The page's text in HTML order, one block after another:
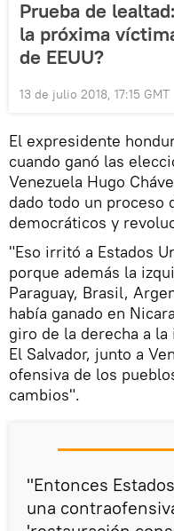
Prueba de
la próxima
de EEUU?
13 de julio 2018, 17:15 GMT
El expresidente
cuando ganó las
Venezuela Hugo
dado todo un proceso
democráticos y
"Eso irritó a Estados
porque además la
Paraguay, Brasil,
había ganado en
giro de la derecha a
El Salvador, junto a
ofensiva de los
cambios".
"Entonces
una